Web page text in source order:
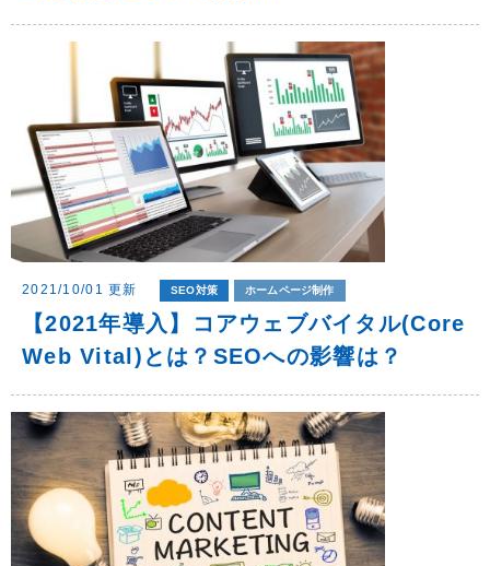
2021/10/01 更新 SEO対策 ホームページ制作
【2021年導入】コアウェブバイタル(core
Web Vital)とは？SEOへの影響は？